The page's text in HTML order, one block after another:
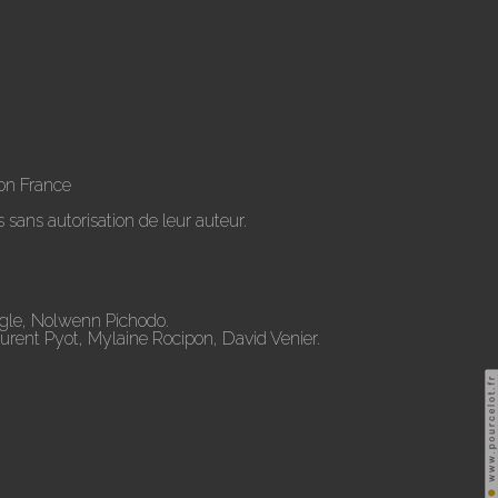
France
autorisation de leur auteur.
Nolwenn Pichodo.
Pyot, Mylaine Rocipon, David Venier.